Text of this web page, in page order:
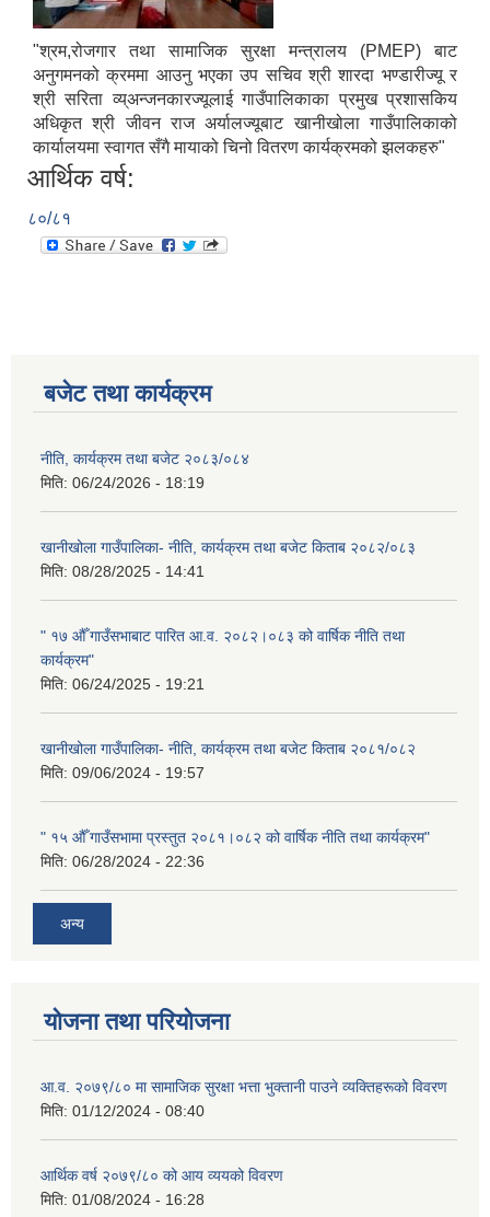
"श्रम,रोजगार तथा सामाजिक सुरक्षा मन्त्रालय (PMEP) बाट
अनुगमनको क्रममा आउनु भएका उप सचिव श्री शारदा भण्डारीज्यू र
श्री सरिता व्य्अन्जनकारज्यूलाई गाउँपालिकाका प्रमुख प्रशासकिय
अधिकृत श्री जीवन राज अर्यालज्यूबाट खानीखोला गाउँपालिकाको
कार्यालयमा स्वागत सँगै मायाको चिनो वितरण कार्यक्रमको झलकहरु"
आर्थिक वर्ष:
८०/८१
बजेट तथा कार्यक्रम
नीति, कार्यक्रम तथा बजेट २०८३/०८४
मिति: 06/24/2026 - 18:19
खानीखोला गाउँपालिका- नीति, कार्यक्रम तथा बजेट किताब २०८२/०८३
मिति: 08/28/2025 - 14:41
" १७ औँ गाउँसभाबाट पारित आ.व. २०८२।०८३ को वार्षिक नीति तथा
कार्यक्रम"
मिति: 06/24/2025 - 19:21
खानीखोला गाउँपालिका- नीति, कार्यक्रम तथा बजेट किताब २०८१/०८२
मिति: 09/06/2024 - 19:57
" १५ औँ गाउँसभामा प्रस्तुत २०८१।०८२ को वार्षिक नीति तथा कार्यक्रम"
मिति: 06/28/2024 - 22:36
अन्य
योजना तथा परियोजना
आ.व. २०७९/८० मा सामाजिक सुरक्षा भत्ता भुक्तानी पाउने व्यक्तिहरूको विवरण
मिति: 01/12/2024 - 08:40
आर्थिक वर्ष २०७९/८० को आय व्ययको विवरण
मिति: 01/08/2024 - 16:28